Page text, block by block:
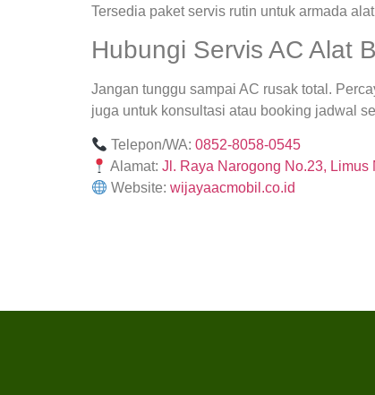
Tersedia paket servis rutin untuk armada
Hubungi Servis AC Alat
Jangan tunggu sampai AC rusak total.
juga untuk konsultasi atau booking jadwal
Telepon/WA:0852-8058-0545
Alamat:Jl. Raya Narogong No.23,
Website:wijayaacmobil.co.id